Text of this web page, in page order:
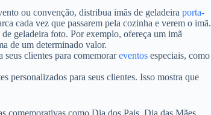
ou convenção, distribua imãs de geladeira porta-
cada vez que passarem pela cozinha e verem o imã.
geladeira foto. Por exemplo, ofereça um imã
de um determinado valor.
seus clientes para comemorareventos especiais, como
personalizados para seus clientes. Isso mostra que
comemorativas como Dia dos Pais, Dia das Mães,